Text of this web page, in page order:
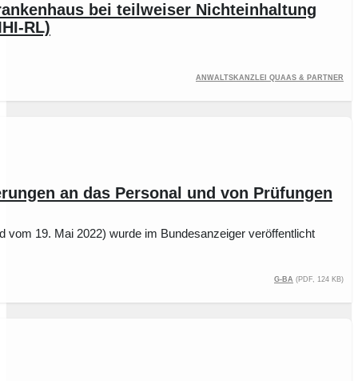
bei teilweiser Nichteinhaltung
RL)
Anwaltskanzlei Quaas & Partner
an das Personal und von Prüfungen
19. Mai 2022) wurde im Bundesanzeiger veröffentlicht
G-BA (PDF, 124 kB)